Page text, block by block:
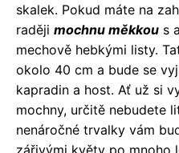
skalek. Pokud máte na
raději mochnu měkkou s
mechově hebkými listy.
okolo 40 cm a bude se
kapradin a host. Ať už si
mochny, určitě nebudete
nenáročné trvalky vám
zářivými květy po mnoho